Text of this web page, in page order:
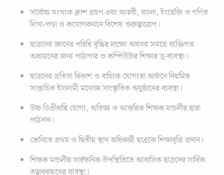
সর্বোচ্চ সংখ্যক ক্লাশ গ্রহণ এবং আরবী, বাংলা, ইংরেজি ও গণিত
লিখা-পড়া ও কথোপকথনে বিশেষ গুরুত্বারোপ।
ছাত্রদের জ্ঞানের পরিধি বৃদ্ধির লক্ষ্যে অবসর সময়ে ব্যক্তিগত
অধ্যয়নের জন্য পাঠাগার ও কম্পিউটার শিক্ষার সু-ব্যবস্থা।
ছাত্রদের প্রতিভা বিকাশ ও বাহ্যিক যোগ্যতা অর্জনে নিয়মিত
সাপ্তাহিক ইসলামী মনোজ্ঞ সাংস্কৃতিক অনুষ্ঠানের ব্যবস্থা।
উচ্চ ডিগ্রীধারি যোগ্য, অভিজ্ঞ ও আন্তরিক শিক্ষক মন্ডলীর দ্বারা
পাঠদান।
শ্রেনিতে প্রথম ও দ্বিতীয় স্থান অধিকারী ছাত্রকে শিক্ষাবৃত্তি প্রদান।
শিক্ষক মন্ডলীর সার্বক্ষনিক উপস্থিতিতে আবাসিক ছাত্রদের সার্বিক
তত্বাবধায়নের ব্যবস্থা।